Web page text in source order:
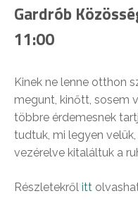
Gardrób
11:00
Kinek ne lenne otthon
megunt, kinőtt, sosem
többre érdemesnek
tudtuk, mi legyen
vezérelve kitaláltuk a
Részletekről itt